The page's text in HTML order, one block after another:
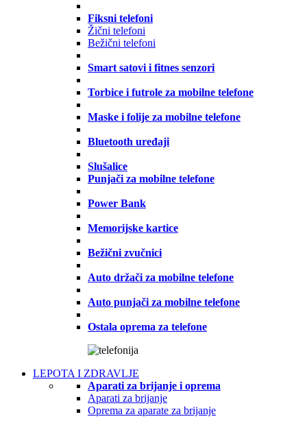
Fiksni telefoni
Žični telefoni
Bežični telefoni
Smart satovi i fitnes senzori
Torbice i futrole za mobilne telefone
Maske i folije za mobilne telefone
Bluetooth uređaji
Slušalice
Punjači za mobilne telefone
Power Bank
Memorijske kartice
Bežični zvučnici
Auto držači za mobilne telefone
Auto punjači za mobilne telefone
Ostala oprema za telefone
LEPOTA I ZDRAVLJE
Aparati za brijanje i oprema
Aparati za brijanje
Oprema za aparate za brijanje